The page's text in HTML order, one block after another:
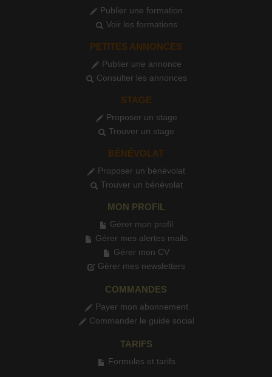
Publier une formation
Voir les formations
PETITES ANNONCES
Publier une annonce
Consulter les annonces
STAGE
Proposer un stage
Trouver un stage
BÉNÉVOLAT
Proposer un bénévolat
Trouver un bénévolat
MON PROFIL
Gérer mon profil
Gérer mes alertes mails
Gérer mon CV
Gérer mes newsletters
COMMANDES
Payer mon abonnement
Commander le guide social
TARIFS
Formules et tarifs